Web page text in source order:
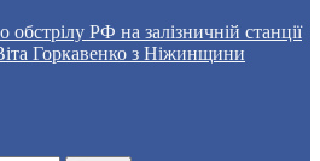
обстрілу РФ на залізничній станції
Горкавенко з Ніжинщини